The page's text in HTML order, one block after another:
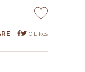
0 Likes